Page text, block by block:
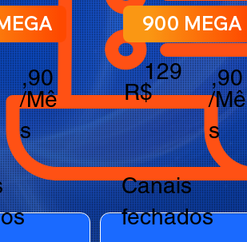
/Mê
s
,90
/Mê
s
,90
129
R$
900 MEGA
Canais
fechados